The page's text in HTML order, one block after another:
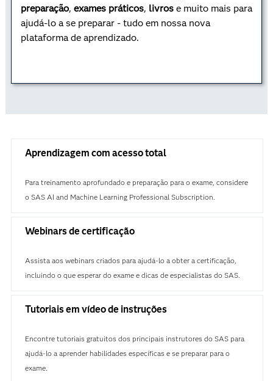
preparação, exames práticos, livros e muito mais para
ajudá-lo a se preparar - tudo em nossa nova
plataforma de aprendizado.
Aprendizagem com acesso total
Para treinamento aprofundado e preparação para o exame, considere
o SAS AI and Machine Learning Professional Subscription.
Webinars de certificação
Assista aos webinars criados para ajudá-lo a obter a certificação,
incluindo o que esperar do exame e dicas de especialistas do SAS.
Tutoriais em vídeo de instruções
Encontre tutoriais gratuitos dos principais instrutores do SAS para
ajudá-lo a aprender habilidades específicas e se preparar para o
exame.